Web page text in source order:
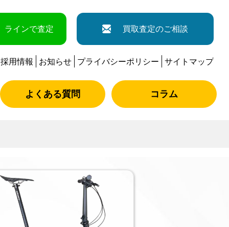
ラインで査定 買取査定のご相談
採用情報 お知らせ プライバシーポリシー サイトマップ
よくある質問 コラム